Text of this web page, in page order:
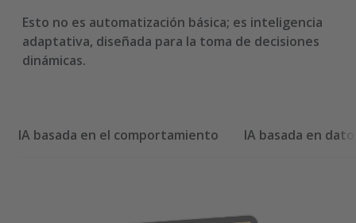
Esto no es automatización básica; es inteligencia
adaptativa, diseñada para la toma de decisiones
dinámicas.
IA basada en el comportamiento IA basada en